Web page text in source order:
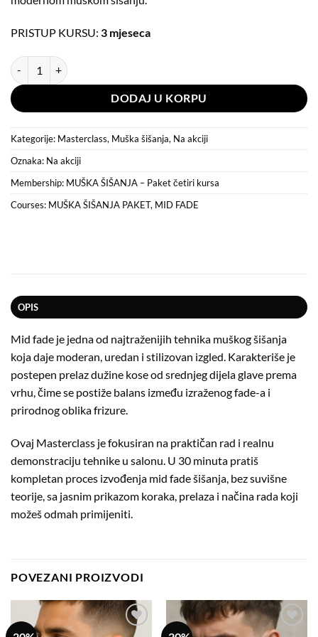
PRISTUP KURSU: 3 mjeseca
Mid Fade količina
DODAJ U KORPU
Kategorije: Masterclass, Muška šišanja, Na akciji
Oznaka: Na akciji
Membership: MUŠKA ŠIŠANJA – Paket četiri kursa
Courses: MUŠKA ŠIŠANJA PAKET, MID FADE
OPIS
Mid fade je jedna od najtraženijih tehnika muškog šišanja
koja daje moderan, uredan i stilizovan izgled. Karakteriše je
postepen prelaz dužine kose od srednjeg dijela glave prema
vrhu, čime se postiže balans između izraženog fade-a i
prirodnog oblika frizure.
Ovaj Masterclass je fokusiran na praktičan rad i realnu
demonstraciju tehnike u salonu. U 30 minuta pratiš
kompletan proces izvođenja mid fade šišanja, bez suvišne
teorije, sa jasnim prikazom koraka, prelaza i načina rada koji
možeš odmah primijeniti.
POVEZANI PROIZVODI